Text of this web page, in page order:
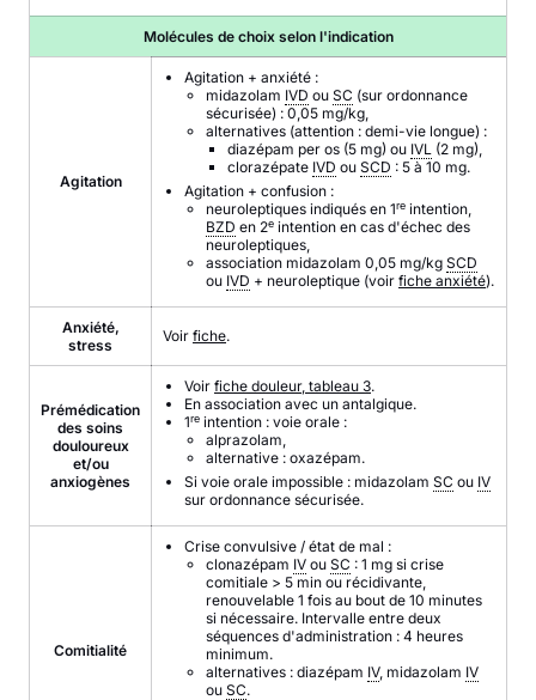
Molécules de choix selon l'indication
Agitation
Agitation + anxiété :
midazolam IVD ou SC (sur ordonnance
sécurisée) : 0,05 mg/kg,
alternatives (attention : demi-vie longue) :
diazépam per os (5 mg) ou IVL (2 mg),
clorazépate IVD ou SCD : 5 à 10 mg.
Agitation + confusion :
neuroleptiques indiqués en 1re intention,
BZD en 2e intention en cas d'échec des
neuroleptiques,
association midazolam 0,05 mg/kg SCD
ou IVD + neuroleptique (voir fiche anxiété).
Anxiété,
stress
Voir fiche.
Prémédication
des soins
douloureux
et/ou
anxiogènes
Voir fiche douleur, tableau 3.
En association avec un antalgique.
1re intention : voie orale :
alprazolam,
alternative : oxazépam.
Si voie orale impossible : midazolam SC ou IV
sur ordonnance sécurisée.
Comitialité
Crise convulsive / état de mal :
clonazépam IV ou SC : 1 mg si crise
comitiale > 5 min ou récidivante,
renouvelable 1 fois au bout de 10 minutes
si nécessaire. Intervalle entre deux
séquences d'administration : 4 heures
minimum.
alternatives : diazépam IV, midazolam IV
ou SC.